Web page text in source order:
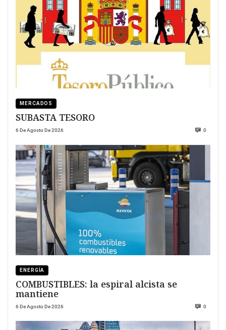
MERCADOS
SUBASTA TESORO
6 De Agosto De 2026 0
ENERGÍA
COMBUSTIBLES: la espiral alcista se
mantiene
6 De Agosto De 2026 0